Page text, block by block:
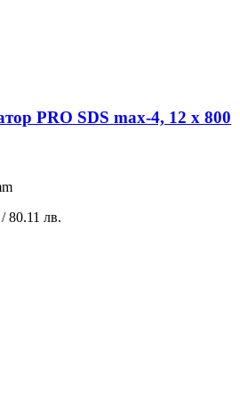
PRO SDS max-4, 12 x 800
80.11 лв.